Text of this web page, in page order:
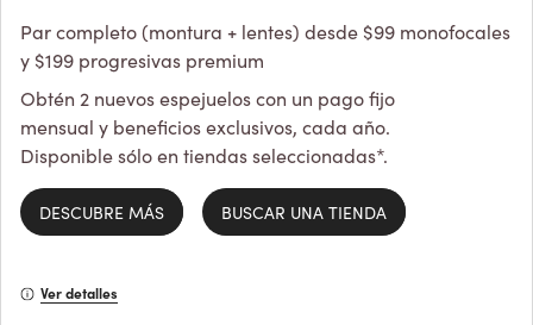
Par completo (montura + lentes) desde $99 monofocales
y $199 progresivas premium
Obtén 2 nuevos espejuelos con un pago fijo
mensual y beneficios exclusivos, cada año.
Disponible sólo en tiendas seleccionadas*.
DESCUBRE MÁS BUSCAR UNA TIENDA
Ver detalles